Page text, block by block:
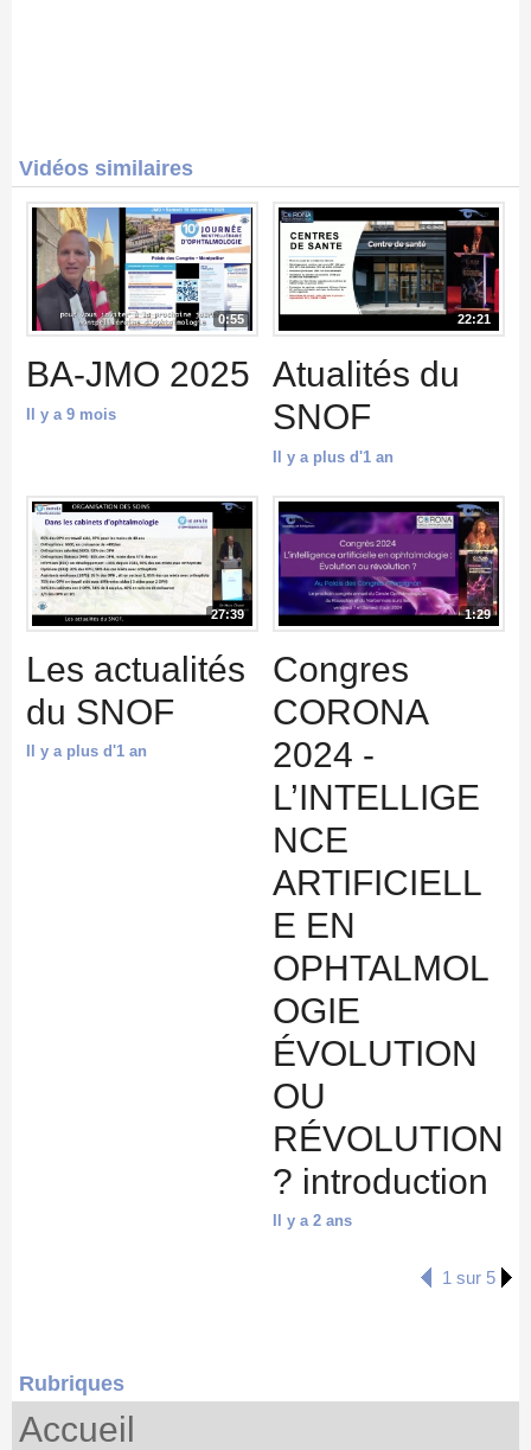
Vidéos similaires
0:55
BA-JMO 2025
Il y a 9 mois
22:21
Atualités du
SNOF
Il y a plus d'1 an
27:39
Les actualités
du SNOF
Il y a plus d'1 an
1:29
Congres
CORONA
2024 -
L’INTELLIGE
NCE
ARTIFICIELL
E EN
OPHTALMOL
OGIE
ÉVOLUTION
OU
RÉVOLUTION
? introduction
Il y a 2 ans
1 sur 5
Rubriques
Accueil